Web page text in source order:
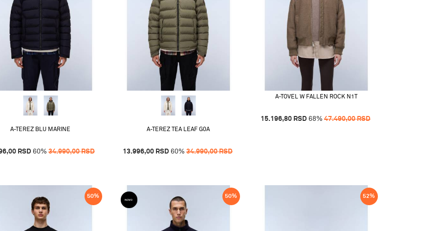
A-TEREZ BLU MARINE
RSD 60% 34.990,00RSD
A-TEREZ TEA LEAF G0A
13.996,00 RSD 60% 34.990,00RSD
A-TOVEL W FALLEN ROCK N1T
15.196,80 RSD 68% 47.490,00RSD
50% 50% 52%